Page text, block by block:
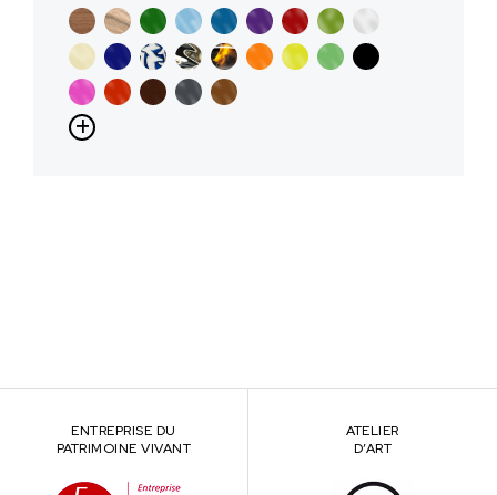
ENTREPRISE DU
PATRIMOINE VIVANT
ATELIER
D’ART